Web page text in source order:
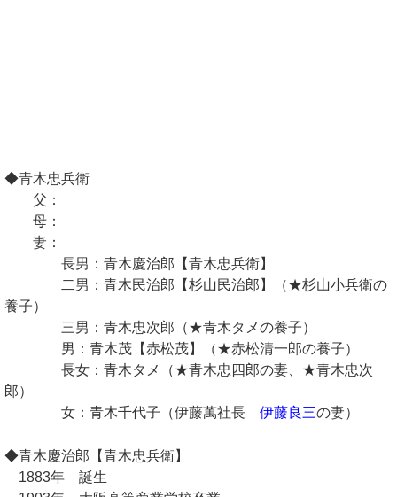
◆青木忠兵衛
父：
母：
妻：
長男：青木慶治郎【青木忠兵衛】
二男：青木民治郎【杉山民治郎】（★杉山小兵衛の
養子）
三男：青木忠次郎（★青木タメの養子）
男：青木茂【赤松茂】（★赤松清一郎の養子）
長女：青木タメ（★青木忠四郎の妻、★青木忠次
郎）
女：青木千代子（伊藤萬社長 伊藤良三の妻）
◆青木慶治郎【青木忠兵衛】
1883年 誕生